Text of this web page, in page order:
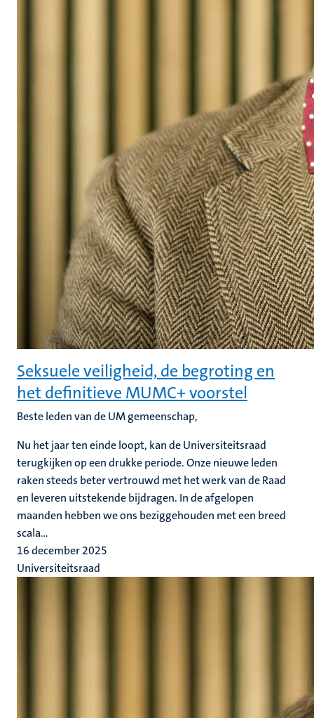
Seksuele veiligheid, de begroting en
het definitieve MUMC+ voorstel
Beste leden van de UM gemeenschap,
Nu het jaar ten einde loopt, kan de Universiteitsraad
terugkijken op een drukke periode. Onze nieuwe leden
raken steeds beter vertrouwd met het werk van de Raad
en leveren uitstekende bijdragen. In de afgelopen
maanden hebben we ons beziggehouden met een breed
scala...
16 december 2025
Universiteitsraad